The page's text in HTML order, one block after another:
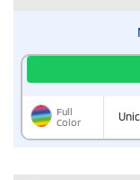
Full
Color